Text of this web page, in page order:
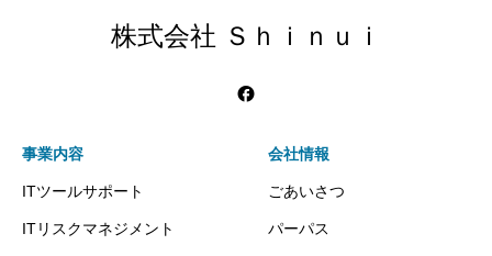
株式会社 Ｓｈｉｎｕｉ
事業内容
ITツールサポート
ITリスクマネジメント
会社情報
ごあいさつ
パーパス